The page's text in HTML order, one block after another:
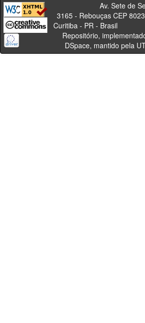
Av. Sete de
3165 - Rebouças CEP
Curitiba - PR -
Repositório,
DSpace, mantido pela